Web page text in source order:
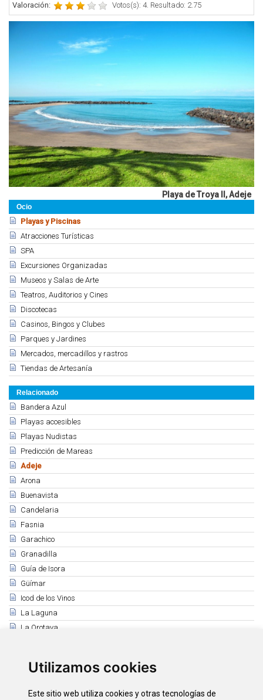
Utilizamos cookies
Este sitio web utiliza cookies y otras tecnologías de
Ocio
Playas y Piscinas
Atracciones Turísticas
SPA
Excursiones Organizadas
Museos y Salas de Arte
Teatros, Auditorios y Cines
Discotecas
Casinos, Bingos y Clubes
Parques y Jardines
Mercados, mercadillos y rastros
Tiendas de Artesanía
Relacionado
Bandera Azul
Playas accesibles
Playas Nudistas
Predicción de Mareas
Adeje
Arona
Buenavista
Candelaria
Fasnia
Garachico
Granadilla
Guía de Isora
Güímar
Icod de los Vinos
La Laguna
La Orotava
El Rosario
Valoración: Votos(s): 4. Resultado: 2.75
Playa de Troya II, Adeje